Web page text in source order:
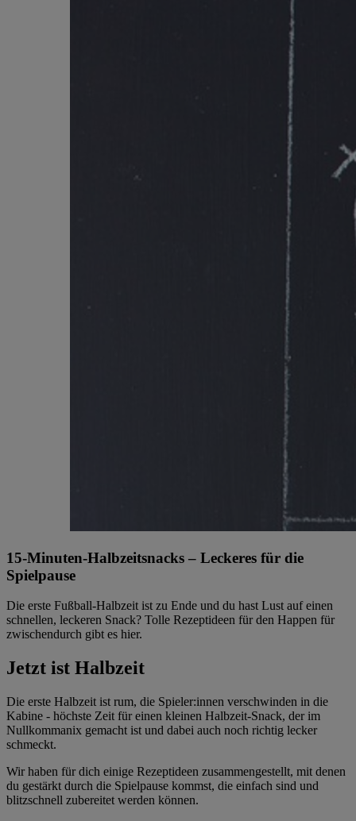
15-Minuten-Halbzeitsnacks – Leckeres für die
Spielpause
Die erste Fußball-Halbzeit ist zu Ende und du hast Lust auf einen
schnellen, leckeren Snack? Tolle Rezeptideen für den Happen für
zwischendurch gibt es hier.
Jetzt ist Halbzeit
Die erste Halbzeit ist rum, die Spieler:innen verschwinden in die
Kabine - höchste Zeit für einen kleinen Halbzeit-Snack, der im
Nullkommanix gemacht ist und dabei auch noch richtig lecker
schmeckt.
Wir haben für dich einige Rezeptideen zusammengestellt, mit denen
du gestärkt durch die Spielpause kommst, die einfach sind und
blitzschnell zubereitet werden können.